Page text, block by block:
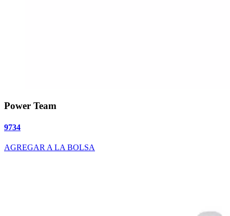
Power Team
9734
AGREGAR A LA BOLSA